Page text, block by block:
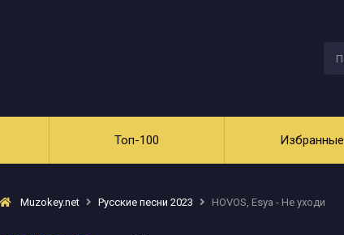
Топ-100 Избранные
Muzokey.net Русские песни 2023 HOVOS, Esya - Не уходи